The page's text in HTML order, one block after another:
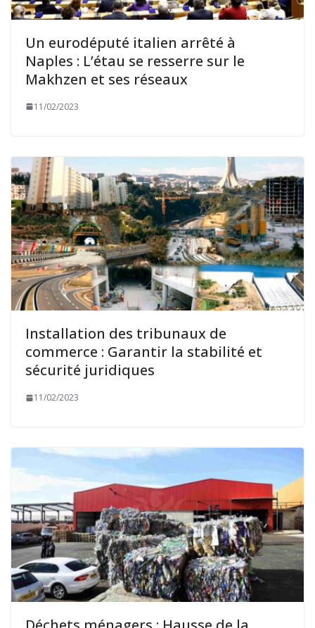
Un eurodéputé italien arrêté à
Naples : L’étau se resserre sur le
Makhzen et ses réseaux
11/02/2023
Installation des tribunaux de
commerce : Garantir la stabilité et
sécurité juridiques
11/02/2023